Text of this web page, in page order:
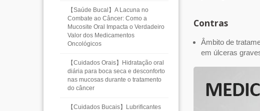
【Saúde Bucal】A Lacuna no
Combate ao Câncer: Como a
Mucosite Oral Impacta o Verdadeiro
Valor dos Medicamentos
Oncológicos
【Cuidados Orais】Hidratação oral
diária para boca seca e desconforto
nas mucosas durante o tratamento
do câncer
【Cuidados Bucais】Lubrificantes
Contras
Âmbito de
em úlceras